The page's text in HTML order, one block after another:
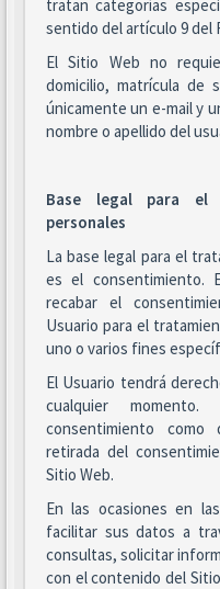
tratan categorías
sentido del artículo 9 del
El Sitio Web no
domicilio, matrícula de
únicamente un e-mail y
nombre o apellido del
Base legal para
personales
La base legal para el
es el consentimiento.
recabar el
Usuario para el
uno o varios fines
El Usuario tendrá
cualquier
consentimiento como
retirada del
Sitio Web.
En las ocasiones en
facilitar sus datos a
consultas, solicitar
con el contenido del